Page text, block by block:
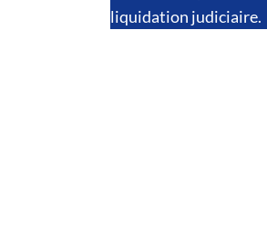
liquidation judiciaire.